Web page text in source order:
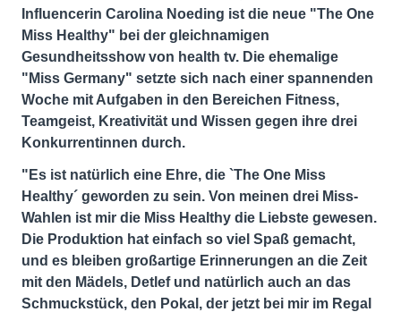
Influencerin Carolina Noeding ist die neue "The One
Miss Healthy" bei der gleichnamigen
Gesundheitsshow von health tv. Die ehemalige
"Miss Germany" setzte sich nach einer spannenden
Woche mit Aufgaben in den Bereichen Fitness,
Teamgeist, Kreativität und Wissen gegen ihre drei
Konkurrentinnen durch.
"Es ist natürlich eine Ehre, die `The One Miss
Healthy´ geworden zu sein. Von meinen drei Miss-
Wahlen ist mir die Miss Healthy die Liebste gewesen.
Die Produktion hat einfach so viel Spaß gemacht,
und es bleiben großartige Erinnerungen an die Zeit
mit den Mädels, Detlef und natürlich auch an das
Schmuckstück, den Pokal, der jetzt bei mir im Regal